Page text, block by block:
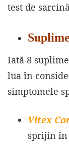
test de
Iată 8
lua în
simptomele
Vitex
sprijin în